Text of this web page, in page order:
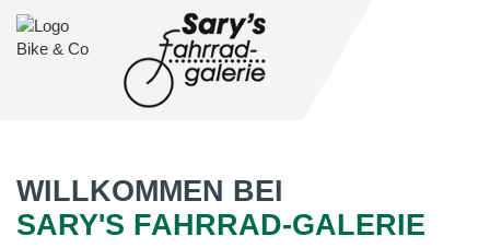
WILLKOMMEN BEI
SARY'S FAHRRAD-GALERIE